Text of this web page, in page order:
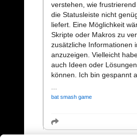
verstehen, wie
die Statusleiste nicht
liefert. Eine Möglichkeit
Skripte oder Makros zu
zusätzliche Informationen
anzuzeigen. Vielleicht
auch Ideen oder
können. Ich bin gespannt
bat smash game